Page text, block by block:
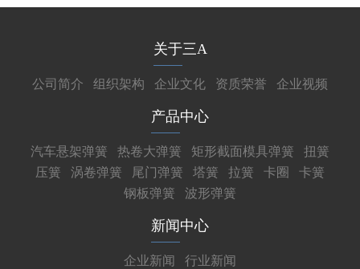
关于三A
公司简介 组织架构 企业文化 资质荣誉 企业视频
产品中心
汽车悬架弹簧 热卷大弹簧 矩形截面模具弹簧
扭簧
压簧
涡卷弹簧 尾门弹簧 塔簧 拉簧 卡圈
卡簧
钢板弹簧
波形弹簧
新闻中心
企业新闻 行业新闻